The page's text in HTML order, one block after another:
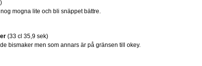
mogna lite och bli snäppet bättre.
(33 cl 35,9 sek)
bismaker men som annars är på gränsen till okey.